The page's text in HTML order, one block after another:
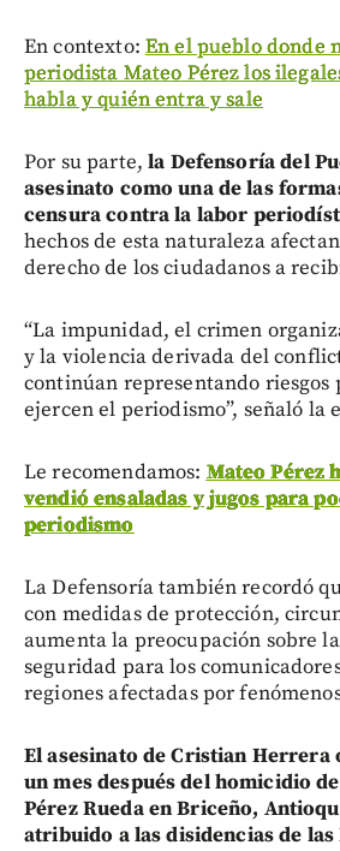
En contexto: En el pueblo donde
periodista Mateo Pérez los
habla y quién entra y sale
Por su parte,la Defensoría del
asesinato como una de las
censura contra la labor
hechos de esta naturaleza
derecho de los ciudadanos a
“La impunidad, el crimen
y la violencia derivada del
continúan representando riesgos
ejercen el periodismo”, señaló la
Le recomendamos:Mateo Pérez
vendió ensaladas y jugos para
periodismo
La Defensoría también recordó
con medidas de protección,
aumenta la preocupación sobre
seguridad para los
regiones afectadas por
El asesinato de Cristian Herrera
un mes después del homicidio
Pérez Rueda en Briceño,
atribuido a las disidencias de las